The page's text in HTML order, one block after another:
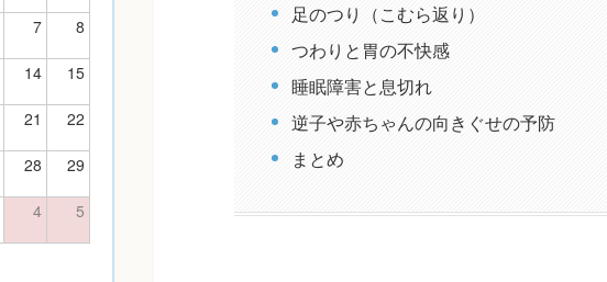
足のつり（こむら返り）
つわりと胃の不快感
睡眠障害と息切れ
逆子や赤ちゃんの向きぐせの予防
まとめ
7 8
14 15
21 22
28 29
4 5